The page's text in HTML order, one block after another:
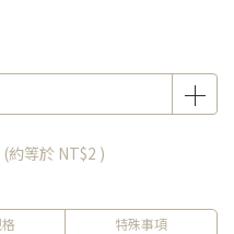
(約等於 NT$2 )
特殊事項